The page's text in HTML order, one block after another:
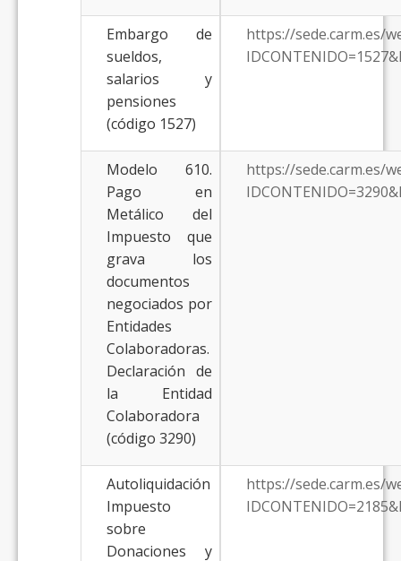
Embargo de
sueldos,
salarios y
pensiones
(código 1527)
https://sede.carm.es/
Modelo 610.
Pago en
Metálico del
Impuesto que
grava los
documentos
negociados por
Entidades
Colaboradoras.
Declaración de
la Entidad
Colaboradora
(código 3290)
https://sede.carm.es/
Autoliquidación
Impuesto
sobre
Donaciones y
https://sede.carm.es/